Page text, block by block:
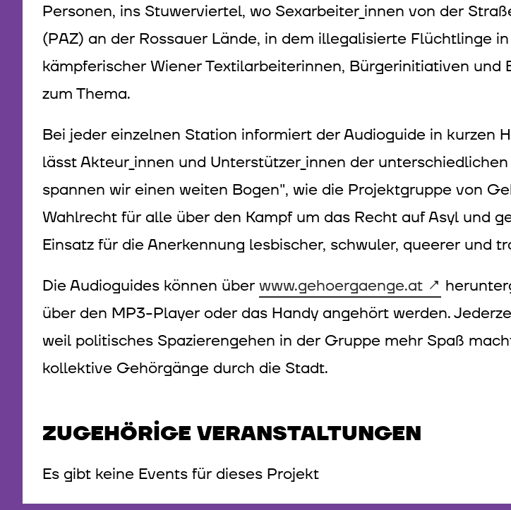
Personen, ins Stuwerviertel, wo Sexarbeiter_innen von der
(PAZ) an der Rossauer Lände, in dem illegalisierte Flüchtlinge
kämpferischer Wiener Textilarbeiterinnen, Bürgerinitiativen
zum Thema.
Bei jeder einzelnen Station informiert der Audioguide in kurzen
lässt Akteur_innen und Unterstützer_innen der
spannen wir einen weiten Bogen", wie die Projektgruppe von
Wahlrecht für alle über den Kampf um das Recht auf Asyl und
Einsatz für die Anerkennung lesbischer, schwuler, queerer und
Die Audioguides können über www.gehoergaenge.at
über den MP3-Player oder das Handy angehört werden.
weil politisches Spazierengehen in der Gruppe mehr Spaß
kollektive Gehörgänge durch die Stadt.
ZUGEHÖRIGE VERANSTALTUNGEN
Es gibt keine Events für dieses Projekt